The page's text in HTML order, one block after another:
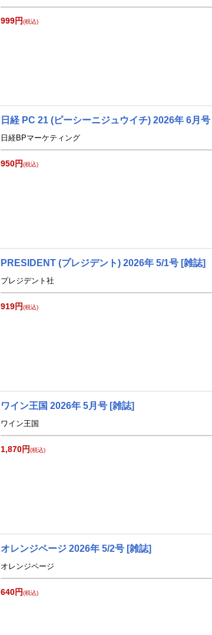
999円(税込)
日経 PC 21 (ピーシーニジュウイチ) 2026年 6月
日経BPマーケティング
950円(税込)
PRESIDENT (プレジデント) 2026年 5/1号 [雑誌]
プレジデント社
919円(税込)
ワイン王国 2026年 5月号 [雑誌]
ワイン王国
1,870円(税込)
オレンジページ 2026年 5/2号 [雑誌]
オレンジページ
640円(税込)